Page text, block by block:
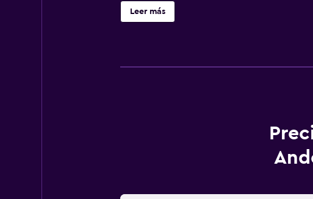
camas tienen colchones con una capa de
cafetera y tetera. Los baños están
Leer más